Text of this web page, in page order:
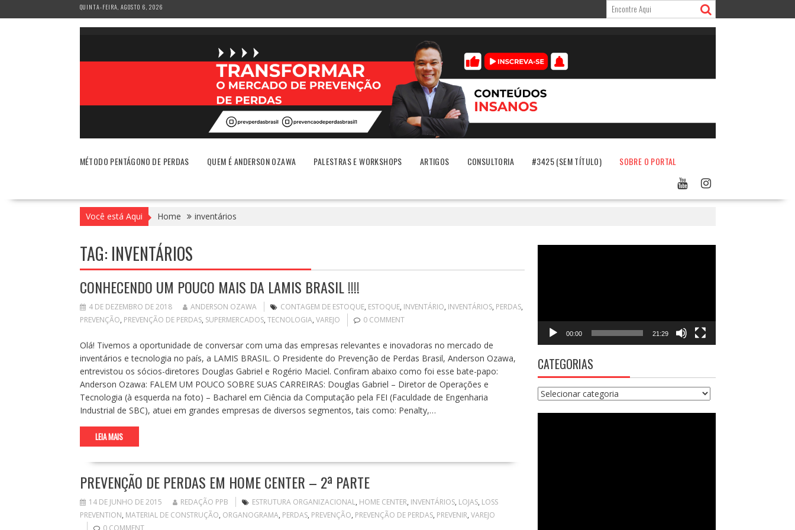
to
QUINTA-FEIRA, AGOSTO 6, 2026
MÉTODO PENTÁGONO DE PERDAS QUEM É ANDERSON OZAWA PALESTRAS E WORKSHOPS ARTIGOS CONSULTORIA #3425 (SEM TÍTULO) SOBRE O PORTAL
Você está Aqui Home inventários
TAG: INVENTÁRIOS
CONHECENDO UM POUCO MAIS DA LAMIS BRASIL !!!!
4 DE DEZEMBRO DE 2018 ANDERSON OZAWA CONTAGEM DE ESTOQUE, ESTOQUE, INVENTÁRIO, INVENTÁRIOS, PERDAS,
PREVENÇÃO, PREVENÇÃO DE PERDAS, SUPERMERCADOS, TECNOLOGIA, VAREJO 0 COMMENT
Olá! Tivemos a oportunidade de conversar com uma das empresas relevantes e inovadoras no mercado de
inventários e tecnologia no país, a LAMIS BRASIL. O Presidente do Prevenção de Perdas Brasil, Anderson Ozawa,
entrevistou os sócios-diretores Douglas Gabriel e Rogério Maciel. Confiram abaixo como foi esse bate-papo:
Anderson Ozawa: FALEM UM POUCO SOBRE SUAS CARREIRAS: Douglas Gabriel – Diretor de Operações e
Tecnologia (à esquerda na foto) – Bacharel em Ciência da Computação pela FEI (Faculdade de Engenharia
Industrial de SBC), atuei em grandes empresas de diversos segmentos, tais como: Penalty,…
LEIA MAIS
PREVENÇÃO DE PERDAS EM HOME CENTER – 2ª PARTE
14 DE JUNHO DE 2015 REDAÇÃO PPB ESTRUTURA ORGANIZACIONAL, HOME CENTER, INVENTÁRIOS, LOJAS, LOSS
PREVENTION, MATERIAL DE CONSTRUÇÃO, ORGANOGRAMA, PERDAS, PREVENÇÃO, PREVENÇÃO DE PERDAS, PREVENIR, VAREJO
00:00 21:29
CATEGORIAS
Categorias